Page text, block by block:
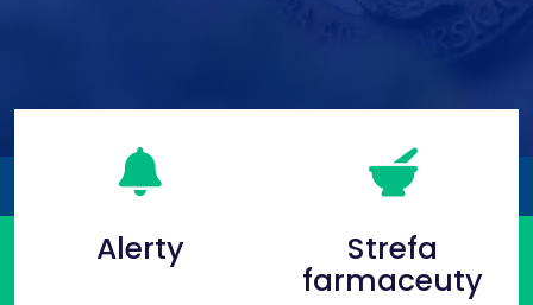
Alerty Strefa
farmaceuty